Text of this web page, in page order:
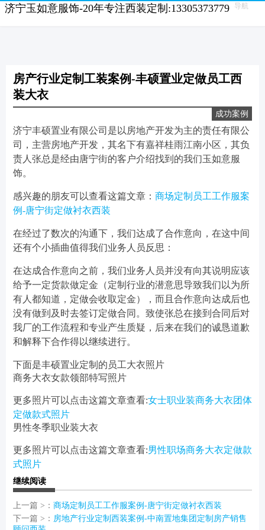
济宁玉如意服饰-20年专注西装定制:13305373779 导航
房产行业定制工装案例-丰硕置业定做员工西
装大衣
成功案例
济宁丰硕置业有限公司是以房地产开发为主的责任有限公
司，主营房地产开发，其名下有嘉祥桂雨江南小区，其负
责人张总是经由唐宁街的客户介绍找到的我们玉如意服
饰。
感兴趣的朋友可以查看这篇文章： 商场定制员工工作服案
例-唐宁街定做衬衣西装
在经过了数次的沟通下，我们达成了合作意向，在这中间
还有个小插曲值得我们业务人员反思：
在达成合作意向之前，我们业务人员并没有向其说明应该
给予一定货款做定金（定制行业的潜意思导致我们以为所
有人都知道，定做会收取定金），而且合作意向达成后也
没有做到及时去签订定做合同。致使张总在接到合同后对
我厂的工作流程和专业产生质疑，后来在我们的诚恳道歉
和解释下合作得以继续进行。
下面是丰硕置业定制的员工大衣照片
商务大衣女款领部特写照片
更多照片可以点击这篇文章查看:女士职业装商务大衣团体
定做款式照片
男性冬季职业装大衣
更多照片可以点击这篇文章查看:男性职场商务大衣定做款
式照片
继续阅读
上一篇 >： 商场定制员工工作服案例-唐宁街定做衬衣西装
下一篇 >： 房地产行业定制西装案例-中南置地集团定制房产销售